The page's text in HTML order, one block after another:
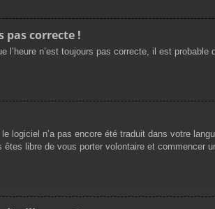
pas correcte !
n’est toujours pas correcte, il est
logiciel n’a pas encore été traduit dans votre
libre de vous porter volontaire et commencer